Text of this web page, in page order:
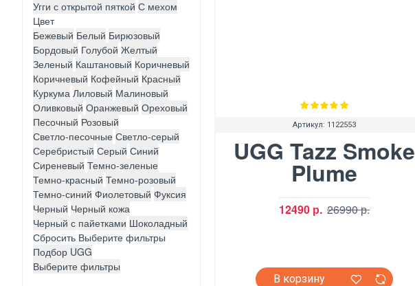
Угги с открытой пяткой С мехом
Цвет
Бежевый Белый Бирюзовый
Бордовый Голубой Желтый
Зеленый Каштановый Коричневый
Коричневый Кофейный Красный
Куркума Лиловый Малиновый
Оливковый Оранжевый Ореховый
Песочный Розовый
Светло-песочные Светло-серый
Серебристый Серый Синий
Сиреневый Темно-зеленые
Темно-красный Темно-розовый
Темно-синий Фиолетовый Фуксия
Черный Черный кожа
Черный с пайетками Шоколадный
Сбросить Выберите фильтры
Подбор UGG
Выберите фильтры
Артикул: 1122553
UGG Tazz Smoke
Plume
12490 р. 26990 р.
В корзину